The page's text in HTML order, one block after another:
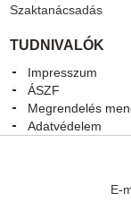
Szaktanácsadás
TUDNIVALÓK
Impresszum
ÁSZF
Megrendelés
Adatvédelem
E-